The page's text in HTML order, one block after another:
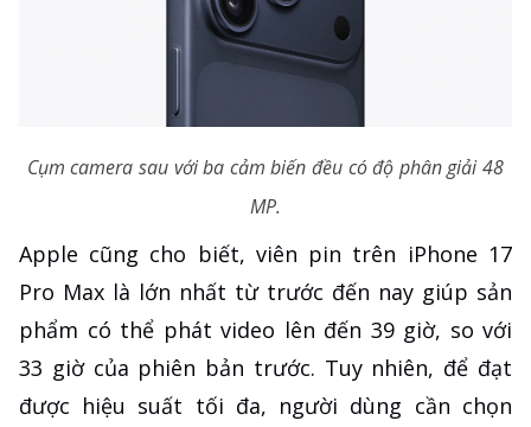
Cụm camera sau với ba cảm biến đều có độ phân giải 48
MP.
Apple cũng cho biết, viên pin trên iPhone 17
Pro Max là lớn nhất từ trước đến nay giúp sản
phẩm có thể phát video lên đến 39 giờ, so với
33 giờ của phiên bản trước. Tuy nhiên, để đạt
được hiệu suất tối đa, người dùng cần chọn